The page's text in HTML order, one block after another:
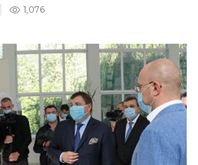
1,076